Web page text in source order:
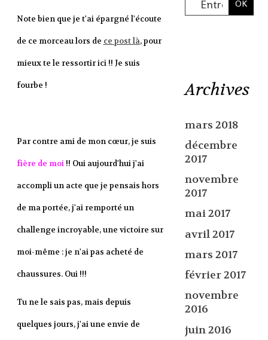
Note bien que je t'ai épargné l'écoute
de ce morceau lors de ce post là, pour
mieux te le ressortir ici !! Je suis
fourbe !
Par contre ami de mon cœur, je suis
fière de moi!! Oui aujourd'hui j'ai
accompli un acte que je pensais hors
de ma portée, j'ai remporté un
challenge incroyable, une victoire sur
moi-même : je n'ai pas acheté de
chaussures. Oui !!!
Tu ne le sais pas, mais depuis
quelques jours, j'ai une envie de
Archives
mars 2018
décembre
2017
novembre
2017
mai 2017
avril 2017
mars 2017
février 2017
novembre
2016
juin 2016